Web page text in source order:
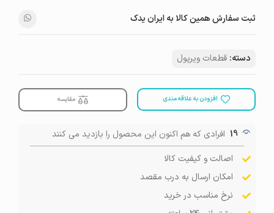
ثبت سفارش همین کالا به ایران یدک
دسته: قطعات ویرپول
افزودن به علاقه مندی مقایسه
19 افرادی که هم اکنون این محصول را بازدید می کنند
اصالت و کیفیت کالا
امکان ارسال به درب مقصد
نرخ مناسب در خرید